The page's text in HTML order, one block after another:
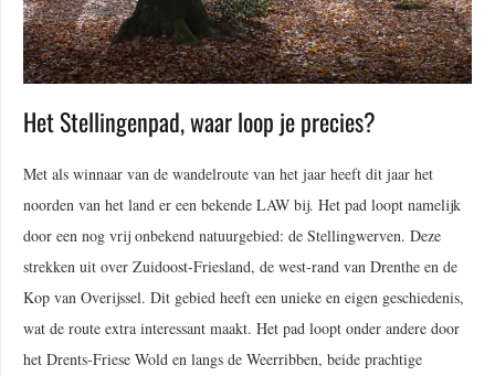
Het Stellingenpad, waar loop je precies?
Met als winnaar van de wandelroute van het jaar heeft dit jaar het
noorden van het land er een bekende LAW bij. Het pad loopt namelijk
door een nog vrij onbekend natuurgebied: de Stellingwerven. Deze
strekken uit over Zuidoost-Friesland, de west-rand van Drenthe en de
Kop van Overijssel. Dit gebied heeft een unieke en eigen geschiedenis,
wat de route extra interessant maakt. Het pad loopt onder andere door
het Drents-Friese Wold en langs de Weerribben, beide prachtige